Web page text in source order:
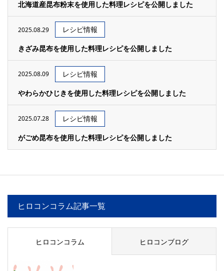
北海道産昆布粉末を使用した料理レシピを公開しました
2025.08.29
レシピ情報
きざみ昆布を使用した料理レシピを公開しました
2025.08.09
レシピ情報
やわらかひじきを使用した料理レシピを公開しました
2025.07.28
レシピ情報
がごめ昆布を使用した料理レシピを公開しました
ヒロコンコラム記事一覧
ヒロコンコラム ヒロコンブログ